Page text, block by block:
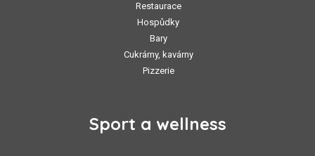
Restaurace
Hospůdky
Bary
Cukrárny, kavárny
Pizzerie
Sport a wellness